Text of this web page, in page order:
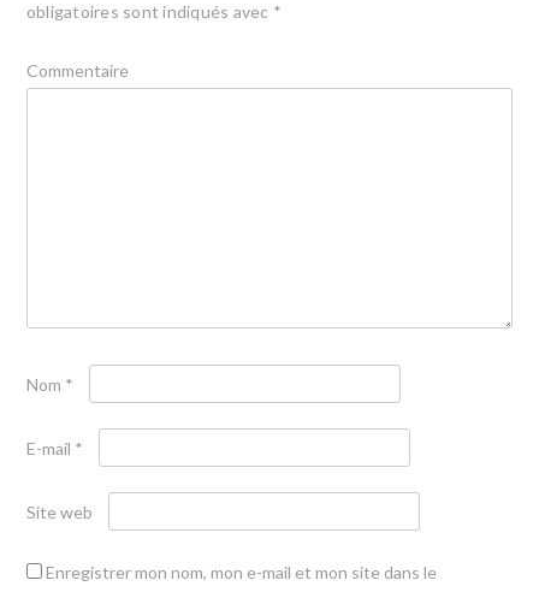
obligatoires sont indiqués avec *
Commentaire
Nom *
E-mail *
Site web
Enregistrer mon nom, mon e-mail et mon site dans le